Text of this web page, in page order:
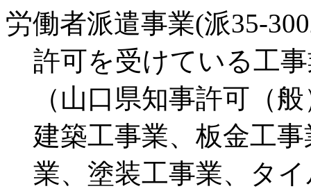
労働者派遣事業(派35-
許可を受けている工
（山口県知事許可（
建築工事業、板金工
業、塗装工事業、タ